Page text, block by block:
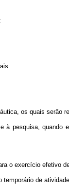
os quais serão
pesquisa,
o exercício efetivo
de